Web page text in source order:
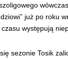
już po roku
występują
sezonie Tosik